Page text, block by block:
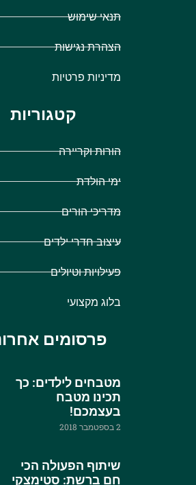
תנאי שימוש
הצהרת נגישות
מדיניות פרטיות
קטגוריות
הורות וקריירה
ימי הולדת
מדריכי הורים
עיצוב חדרי ילדים
פעילויות וטיולים
בלוג מקצועי
פרסומים
מטבחים לילדים: כך
תכינו מטבח
בעצמכם!
2 בספטמבר 2018
שיתוף הפעולה הכי
חם ברשת: סטימצקי